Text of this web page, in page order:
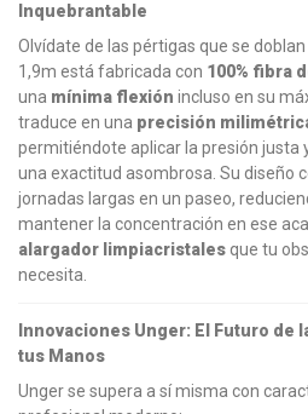
Inquebrantable
Olvídate de las pértigas que se
1,9m está fabricada con 100% fibra
una mínima flexión incluso en su
traduce en una precisión
permitiéndote aplicar la presión justa
una exactitud asombrosa. Su diseño
jornadas largas en un paseo,
mantener la concentración en ese
alargador limpiacristales que tu
necesita.
Innovaciones Unger: El Futuro de
tus Manos
Unger se supera a sí misma con